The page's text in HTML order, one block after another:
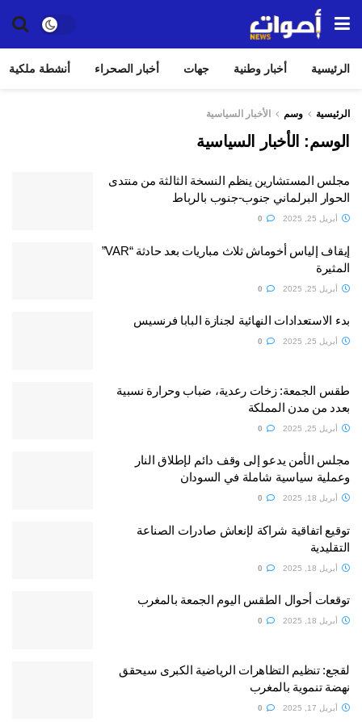
الرئيسية أخبار وطنية جهات أخبار الصحراء أنشطة ملكية
الرئيسية وسم الأخبار السياسية
الوسم: الأخبار السياسية
مجلس المستشارين ينظم النسخة الثالثة من منتدى
الحوار البرلماني جنوب-جنوب بالرباط
أبريل 25, 2025
إيقاف إلياس أخوماش ثلاث مباريات بعد حادثة “VAR”
المثيرة
أبريل 25, 2025
بدء الاستعدادات النهائية لجنازة البابا فرنسيس
أبريل 25, 2025
طقس الجمعة: زخات رعدية، ضباب وحرارة نسبية
بعدد من مدن المملكة
أبريل 25, 2025
مجلس الأمن يدعو إلى وقف دائم لإطلاق النار
وعملية سياسية شاملة في السودان
أبريل 18, 2025
توقيع اتفاقية شراكة لإنعاش صادرات الصناعة
التقليدية
أبريل 18, 2025
توقعات أحوال الطقس اليوم الجمعة بالمغرب
أبريل 18, 2025
لقجع: تنظيم التظاهرات الرياضية الكبرى سيحقق
نهضة تنموية بالمغرب
أبريل 17, 2025